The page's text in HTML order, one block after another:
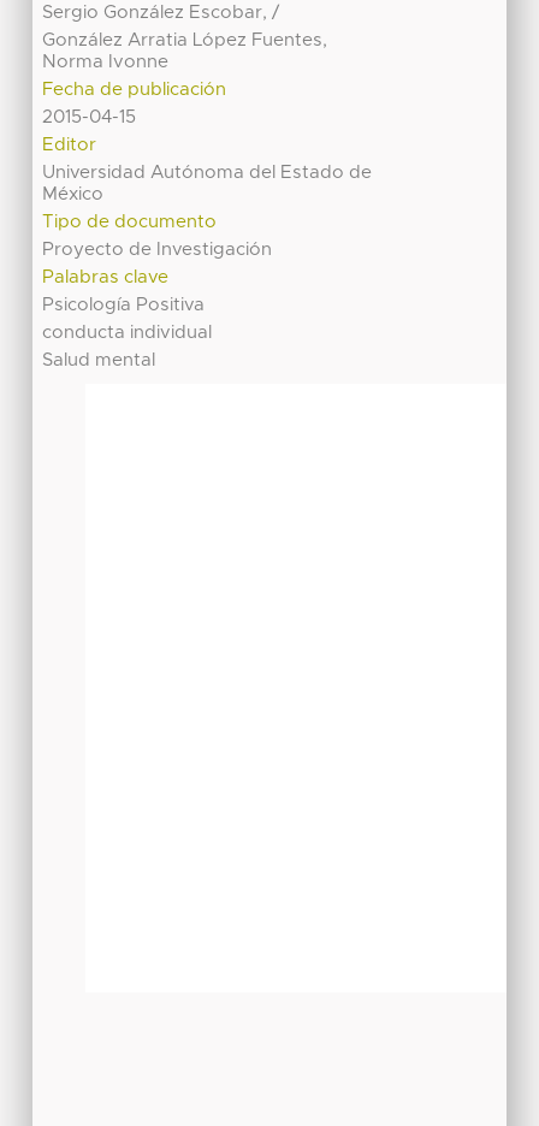
Sergio González Escobar, /
González Arratia López Fuentes,
Norma Ivonne
Fecha de publicación
2015-04-15
Editor
Universidad Autónoma del Estado de
México
Tipo de documento
Proyecto de Investigación
Palabras clave
Psicología Positiva
conducta individual
Salud mental